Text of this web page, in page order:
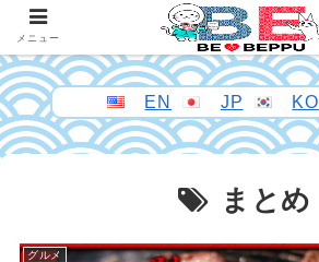
EN JP KO
まとめ
グルメ
メニュー